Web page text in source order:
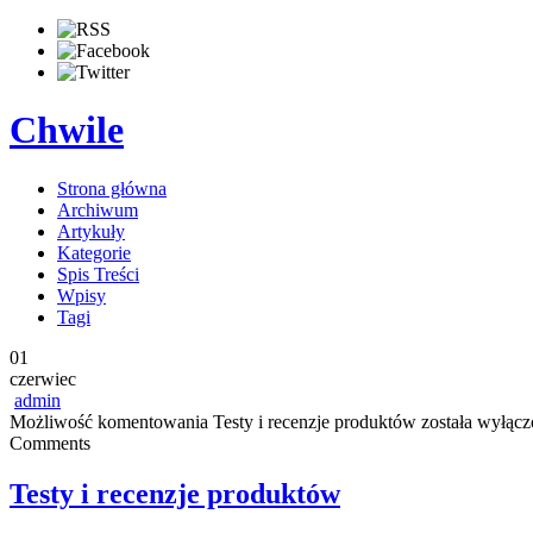
Chwile
Strona główna
Archiwum
Artykuły
Kategorie
Spis Treści
Wpisy
Tagi
01
czerwiec
admin
Możliwość komentowania Testy i recenzje produktów została
Comments
Testy i recenzje produktów